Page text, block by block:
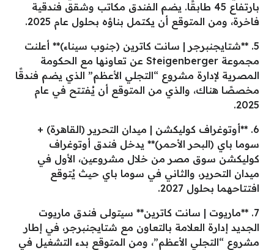
بارتفاع 45 طابقًا. يضم الفندق مكاتب وشقق فندقية
فاخرة، ومن المتوقع أن يكتمل بناؤه بحلول عام 2025.
5. **شتايجنبرجر | سانت كاترين (جنوب سيناء)** أعلنت
مجموعة Steigenberger عن تعاونها مع الحكومة
المصرية لإدارة مشروع “التجلي الأعظم” الذي يضم فندقًا
مخصصًا هناك، والذي من المتوقع أن يُفتتح في عام
2025.
6. **أوتوغراف كوليكشن | ميدان التحرير (القاهرة) +
سوما باي (البحر الأحمر)** يدخل فندق أوتوغراف
كوليكشن سوق مصر من خلال مشروعين، الأول في
ميدان التحرير، والثاني في سوما باي حيث يُتوقع
افتتاحهما بحلول 2027.
7. **ماريوت | سانت كاترين** سيتولى فندق ماريوت
الجديد إدارة العلامة بالتعاون مع شتايجنبرجر، في إطار
مشروع “التجلي الأعظم”، ومن المتوقع بدء التشغيل في